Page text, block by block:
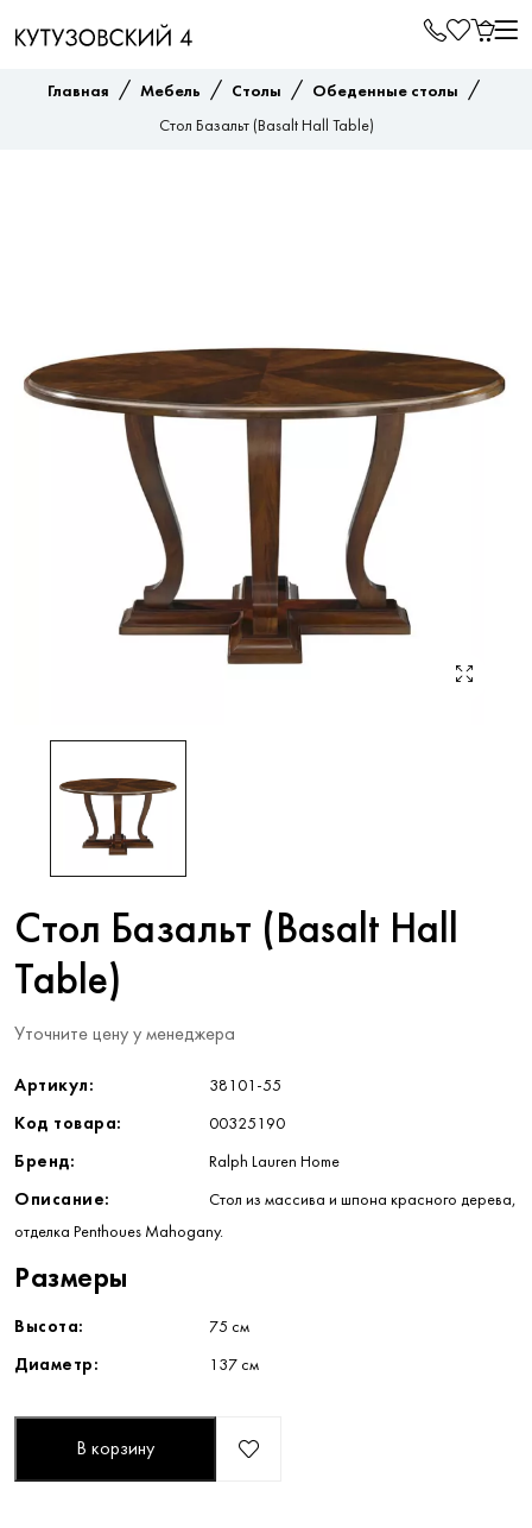
Главная / Мебель / Столы / Обеденные столы /
Стол Базальт (Basalt Hall Table)
Стол Базальт (Basalt Hall
Table)
Уточните цену у менеджера
Артикул: 38101-55
Код товара: 00325190
Бренд: Ralph Lauren Home
Описание: Стол из массива и шпона красного дерева,
отделка Penthoues Mahogany.
Размеры
Высота: 75 см
Диаметр: 137 см
В корзину